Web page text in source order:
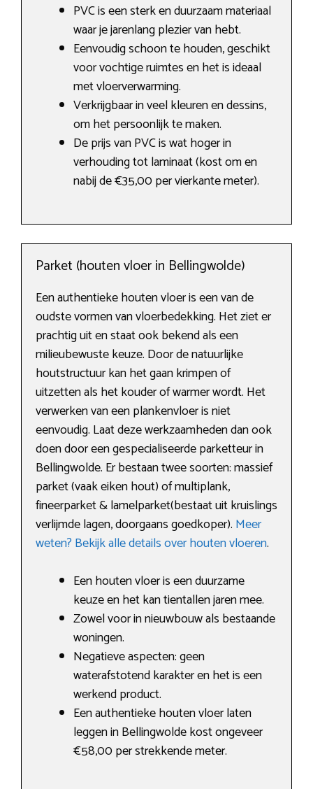
PVC is een sterk en duurzaam materiaal
waar je jarenlang plezier van hebt.
Eenvoudig schoon te houden, geschikt
voor vochtige ruimtes en het is ideaal
met vloerverwarming.
Verkrijgbaar in veel kleuren en dessins,
om het persoonlijk te maken.
De prijs van PVC is wat hoger in
verhouding tot laminaat (kost om en
nabij de €35,00 per vierkante meter).
Parket (houten vloer in Bellingwolde)
Een authentieke houten vloer is een van de
oudste vormen van vloerbedekking. Het ziet er
prachtig uit en staat ook bekend als een
milieubewuste keuze. Door de natuurlijke
houtstructuur kan het gaan krimpen of
uitzetten als het kouder of warmer wordt. Het
verwerken van een plankenvloer is niet
eenvoudig. Laat deze werkzaamheden dan ook
doen door een gespecialiseerde parketteur in
Bellingwolde. Er bestaan twee soorten: massief
parket (vaak eiken hout) of multiplank,
fineerparket & lamelparket(bestaat uit kruislings
verlijmde lagen, doorgaans goedkoper). Meer
weten? Bekijk alle details over houten vloeren.
Een houten vloer is een duurzame
keuze en het kan tientallen jaren mee.
Zowel voor in nieuwbouw als bestaande
woningen.
Negatieve aspecten: geen
waterafstotend karakter en het is een
werkend product.
Een authentieke houten vloer laten
leggen in Bellingwolde kost ongeveer
€58,00 per strekkende meter.